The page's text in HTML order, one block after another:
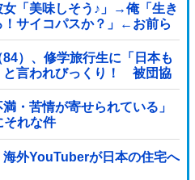
「美味しそう♪」→俺「生き
サイコパスか？」←お前ら
）、修学旅行生に「日本も
と言われびっくり！ 被団協
持たないで日本...
・苦情が寄せられている」
れな件
海外YouTuberが日本の住宅へ